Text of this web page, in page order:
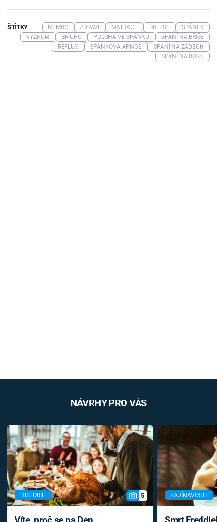
ŠTÍTKY NEMOC ZDRAVÍ MATRACE BOLEST
SPÁNEK
VÝZKUM
BŘICHO POLOHA VE SPÁNKU
SPANÍ NA BŘIŠE
REFLUX
SPÁNKOVÁ APNOE
SPANÍ NA ZÁDECH
SPANÍ NA BOKU
NÁVRHY PRO VÁS
HISTORIE 5 ZAJÍMAVOSTI